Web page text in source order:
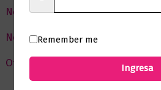
Negocios
Novedades
Ofertas
Remember me
Ingresa